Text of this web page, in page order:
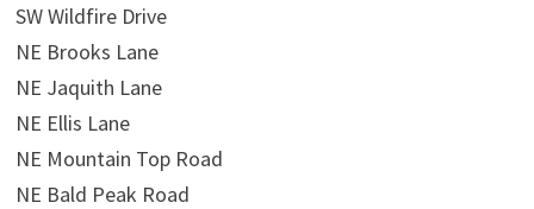
SW Wildfire Drive
NE Brooks Lane
NE Jaquith Lane
NE Ellis Lane
NE Mountain Top Road
NE Bald Peak Road